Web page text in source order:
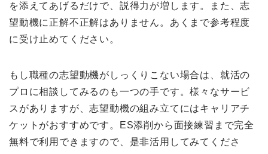
を添えてあげるだけで、説得力が増します。また、志
望動機に正解不正解はありません。あくまで参考程度
に受け止めてください。
もし職種の志望動機がしっくりこない場合は、就活の
プロに相談してみるのも一つの手です。様々なサービ
スがありますが、志望動機の組み立てにはキャリアチ
ケットがおすすめです。ES添削から面接練習まで完全
無料で利用できますので、是非活用してみてくださ